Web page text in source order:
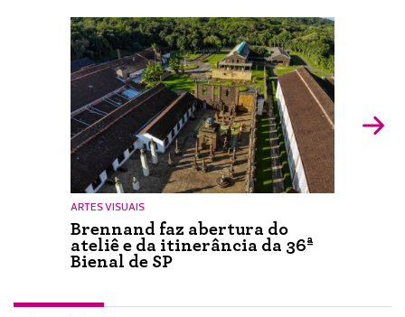
ARTES VISUAIS
Brennand faz abertura do
ateliê e da itinerância da 36ª
Bienal de SP